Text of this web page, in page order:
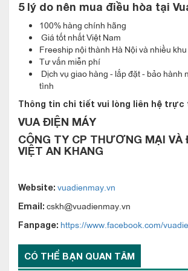
trần hoặc nối ống gió) thông thường được
chọn lắp đặt cho 2 phòng ngủ, 1 phòng khách.
Dàn nóng điều hòa LG 48000btu 1 chiều
riêng mang đến khả năng làm lạnh nhanh
hòa thông thường khác nhờ hiệu suất
Điều hòa multi LG với công nghệ điều khiển
lạnh theo nhiệt độ trong phòng, ngoài trời
tiết kiệm tới 15% và tăng cường tối đa sự
phòng ở các chế độ làm mát/sưởi ấm.
5 lý do nên mua điều hòa tại
100% hàng chính hãng
Giá tốt nhất Việt Nam
Freeship nội thành Hà Nội và nhiều
Tư vấn miễn phí
Dịch vụ giao hàng - lắp đặt - bảo hành
tình
Thông tin chi tiết vui lòng liên hệ trực
VUA ĐIỆN MÁY
CÔNG TY CP THƯƠNG MẠI
VIỆT AN KHANG
Website: vuadienmay.vn
Email: cskh@vuadienmay.vn
Fanpage: https://www.facebook.com/
CÓ THỂ BẠN QUAN TÂM